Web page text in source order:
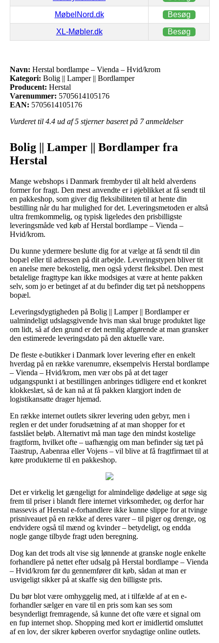
MøbelNord.dk Besøg
XL-Møbler.dk Besøg
Navn: Herstal bordlampe – Vienda – Hvid/krom
Kategori: Bolig || Lamper || Bordlamper
Producent: Herstal
Varenummer: 5705614105176
EAN: 5705614105176
Vurderet til 4.4 ud af 5 stjerner baseret på 7anmeldelser
Bolig || Lamper || Bordlamper fra
Herstal
Mange webshops i Danmark frembyder til alt held alverdens
former for fragt. Den mest anvendte er i øjeblikket at få sendt til
en pakkeshop, som giver dig fleksibiliteten til at hente din
bestilling når du har mulighed for det. Leveringsmetoden er altså
ultra fremkommelig, og typisk ligeledes den prisbilligste
leveringsmåde ved køb af Herstal bordlampe – Vienda –
Hvid/krom.
Du kunne ydermere beslutte dig for at vælge at få sendt til din
bopæl eller til adressen på dit arbejde. Leveringstypen bliver tit
en anelse mere bekostelig, men også yderst fleksibel. Den mest
betalelige fragttype kan ikke modsiges at være at hente pakken
selv, som jo er betinget af at du befinder dig tæt på netshoppens
bopæl.
Leveringsdygtigheden på Bolig || Lamper || Bordlamper er
ualmindeligt udslagsgivende hvis man skal bruge produktet lige
om lidt, så af den grund er det nemlig afgørende at man gransker
den estimerede leveringsdato på den aktuelle vare.
De fleste e-butikker i Danmark lover levering efter en enkelt
hverdag på en række varenumre, eksempelvis Herstal bordlampe
– Vienda – Hvid/krom, men vær obs på at det tager
udgangspunkt i at bestillingen anbringes tidligere end et konkret
klokkeslæt, så de kan nå at få pakken klargjort inden de
logistikansatte drager hjemad.
En række internet outlets sikrer levering uden gebyr, men i
reglen er det under forudsætning af at man shopper for et
fastslået beløb. Alternativt må man tage den mindst kostelige
fragtform, hvilket ofte – uafhængig om man befinder sig tæt på
Taastrup, Aabenraa eller Vojens – vil blive at få fragtfirmaet til at
køre produkterne til en pakkeshop.
Det er virkelig let gængeligt for almindelige dødelige at søge sig
frem til priser i blandt flere internet virksomheder, og derfor har
massevis af Herstal e-forhandlere ikke kunne slippe for at tvinge
prisniveauet på en række af deres varer – til piger og drenge, og
endvidere også til mænd og kvinder – betydeligt, og endda
nogle gange tilbyde fragt uden beregning.
Dog kan det trods alt vise sig lønnende at granske nogle enkelte
forhandlere på nettet efter udsalg på Herstal bordlampe – Vienda
– Hvid/krom før du gennemfører dit køb, sådan at man er
usvigeligt sikker på at skaffe sig den billigste pris.
Du bør blot være omhyggelig med, at i tilfælde af at en e-
forhandler sælger en vare til en pris som kan ses som
besynderligt fremragende, så kunne det ofte være et signal om
en fup internet shop. Shopping med kort er imidlertid omsluttet
af en lov, der sikrer køberen overfor snydagtige online outlets.